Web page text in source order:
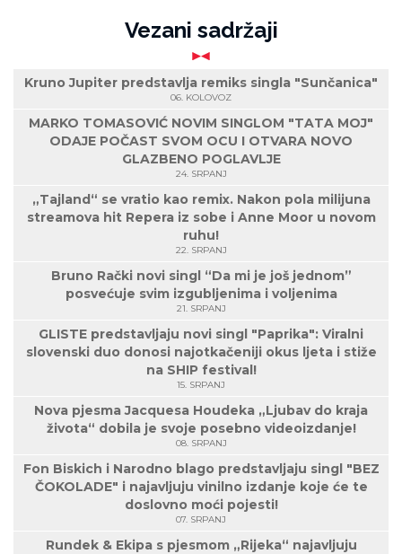
Vezani sadržaji
Kruno Jupiter predstavlja remiks singla "Sunčanica"
06. KOLOVOZ
MARKO TOMASOVIĆ NOVIM SINGLOM "TATA MOJ"
ODAJE POČAST SVOM OCU I OTVARA NOVO
GLAZBENO POGLAVLJE
24. SRPANJ
„Tajland“ se vratio kao remix. Nakon pola milijuna
streamova hit Repera iz sobe i Anne Moor u novom
ruhu!
22. SRPANJ
Bruno Rački novi singl “Da mi je još jednom”
posvećuje svim izgubljenima i voljenima
21. SRPANJ
GLISTE predstavljaju novi singl "Paprika": Viralni
slovenski duo donosi najotkačeniji okus ljeta i stiže
na SHIP festival!
15. SRPANJ
Nova pjesma Jacquesa Houdeka „Ljubav do kraja
života“ dobila je svoje posebno videoizdanje!
08. SRPANJ
Fon Biskich i Narodno blago predstavljaju singl "BEZ
ČOKOLADE" i najavljuju vinilno izdanje koje će te
doslovno moći pojesti!
07. SRPANJ
Rundek & Ekipa s pjesmom „Rijeka“ najavljuju